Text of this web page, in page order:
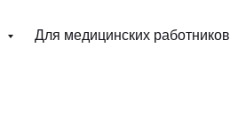
Для медицинских работников